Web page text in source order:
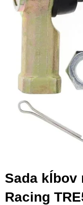
Sada kĺbov
Racing